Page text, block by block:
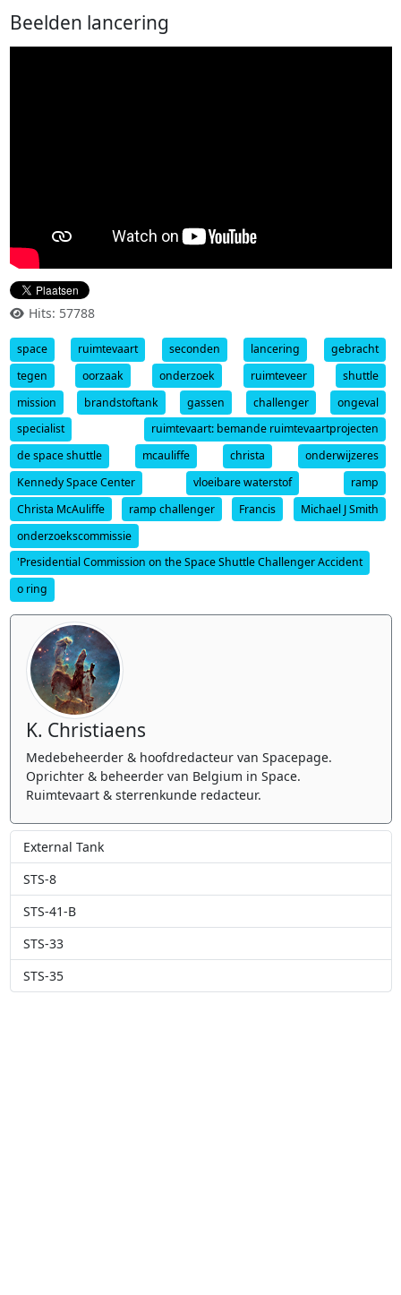
Beelden lancering
Hits: 57788
space ruimtevaart seconden lancering
gebracht
tegen
oorzaak onderzoek ruimteveer
shuttle
mission
brandstoftank gassen challenger
ongeval
specialist
ruimtevaart: bemande ruimtevaartprojecten
de space shuttle
mcauliffe christa
onderwijzeres
Kennedy Space Center
vloeibare waterstof
ramp
Christa McAuliffe
ramp challenger Francis
Michael J Smith
onderzoekscommissie
'Presidential Commission on the Space Shuttle Challenger Accident
o ring
K. Christiaens
Medebeheerder & hoofdredacteur van Spacepage.
Oprichter & beheerder van Belgium in Space.
Ruimtevaart & sterrenkunde redacteur.
External Tank
STS-8
STS-41-B
STS-33
STS-35